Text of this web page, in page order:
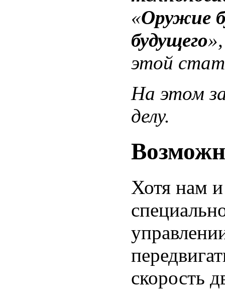
«Оружие
будущего
этой
На этом
делу.
Хотя нам и
скорость